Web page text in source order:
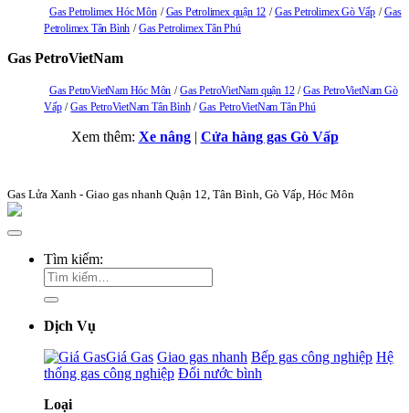
Gas Petrolimex Hóc Môn Gas Petrolimex quận 12 Gas Petrolimex Gò Vấp
Gas
Petrolimex Tân Bình
Gas Petrolimex Tân Phú
Gas PetroVietNam
Gas PetroVietNam Hóc Môn Gas PetroVietNam quận 12
Gas PetroVietNam Gò
Vấp
Gas PetroVietNam Tân Bình Gas PetroVietNam Tân Phú
Xem thêm: Xe nâng| Cửa hàng gas Gò Vấp
Gas Lửa Xanh - Giao gas nhanh Quận 12, Tân Bình, Gò Vấp, Hóc Môn
Tìm kiếm:
Dịch Vụ
Giá Gas Giao gas nhanh Bếp gas công nghiệp Hệ
thống gas công nghiệp Đổi nước bình
Loại